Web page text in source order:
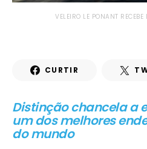
VELEIRO LE PONANT
CURTIR
Distinção chancela a
um dos melhores
do mundo